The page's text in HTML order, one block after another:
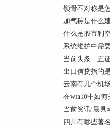
锁骨不对称是
加气砖是什么
什么是股市利
系统维护中需
当前头条：五
出口信贷指的
云南有几个机
在win10中如何
当前资讯!最具
四川有哪些著